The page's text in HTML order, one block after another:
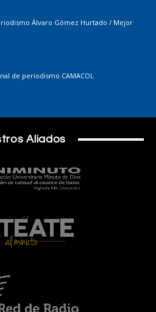
Álvaro Gómez Hurtado / Mejor
de periodismo CAMACOL
Aliados